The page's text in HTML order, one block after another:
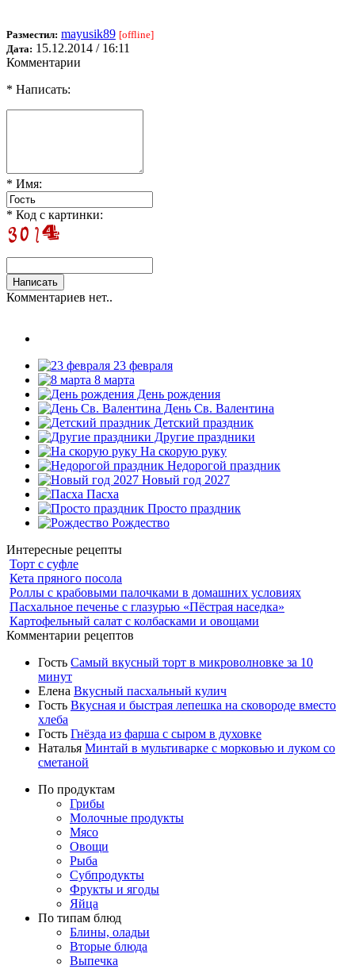
Разместил: mayusik89 [offline]
Дата: 15.12.2014 / 16:11
Комментарии
* Написать:
* Имя:
* Код с картинки:
Комментариев нет..
23 февраля
8 марта
День рождения
День Св. Валентина
Детский праздник
Другие праздники
На скорую руку
Недорогой праздник
Новый год 2027
Пасха
Просто праздник
Рождество
Интересные рецепты
Торт с суфле
Кета пряного посола
Роллы с крабовыми палочками в домашних условиях
Пасхальное печенье с глазурью «Пёстрая наседка»
Картофельный салат с колбасками и овощами
Комментарии рецептов
Гость Самый вкусный торт в микроволновке за 10
минут
Елена Вкусный пасхальный кулич
Гость Вкусная и быстрая лепешка на сковороде вместо
хлеба
Гость Гнёзда из фарша с сыром в духовке
Наталья Минтай в мультиварке с морковью и луком со
сметаной
По продуктам
Грибы
Молочные продукты
Мясо
Овощи
Рыба
Субпродукты
Фрукты и ягоды
Яйца
По типам блюд
Блины, оладьи
Вторые блюда
Выпечка